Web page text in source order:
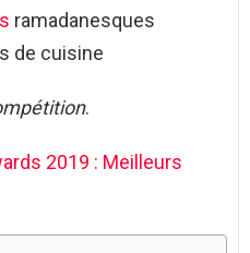
ramadanesques
de cuisine
.
2019 : Meilleurs